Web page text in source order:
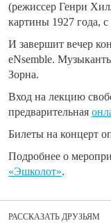
(режиссер Генри
картины 1927 года, с
И завершит вечер
eNsemble.
Зорна.
Вход на лекцию
предварительная
Билеты на концерт
Подробнее о
«Эшколот».
РАССКАЗАТЬ ДРУЗЬЯМ